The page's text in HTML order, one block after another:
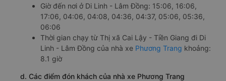
Giờ đến nơi ở Di Linh - Lâm Đồng: 15:06, 16:06,
17:06, 04:06, 04:08, 04:36, 04:37, 05:06, 05:36,
06:06
Thời gian chạy từ Thị xã Cai Lậy - Tiền Giang đi Di
Linh - Lâm Đồng của nhà xe Phương Trang khoảng:
8.1 giờ
d. Các điểm đón khách của nhà xe Phương Trang